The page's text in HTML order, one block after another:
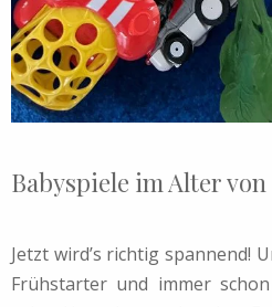
Babyspiele im Alter
Jetzt wird’s richtig spannend!
Frühstarter und immer